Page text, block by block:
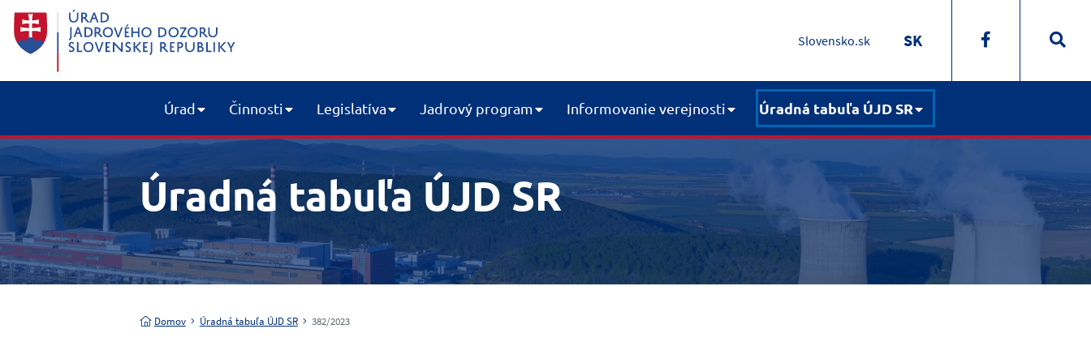
Slovensko.sk SK
Úrad Činnosti Legislatíva Jadrový program Informovanie verejnosti Úradná tabuľa ÚJD SR
Úradná tabuľa ÚJD SR
Domov Úradná tabuľa ÚJD SR 382/2023